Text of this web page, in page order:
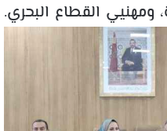
ومهنيي القطاع البحري.